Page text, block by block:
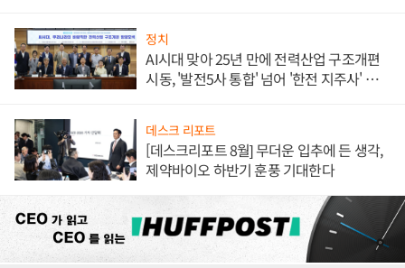
정치
AI시대 맞아 25년 만에 전력산업 구조개편
시동, '발전5사 통합' 넘어 '한전 지주사' 재편
데스크 리포트
[데스크리포트 8월] 무더운 입추에 든 생각,
제약바이오 하반기 훈풍 기대한다